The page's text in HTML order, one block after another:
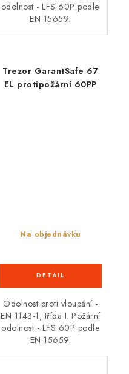
odolnost - LFS 60P podle
EN 15659.
Trezor GarantSafe 67
EL protipožární 60PP
Na objednávku
Odolnost proti vloupání -
EN 1143-1, třída I. Požární
odolnost - LFS 60P podle
EN 15659.